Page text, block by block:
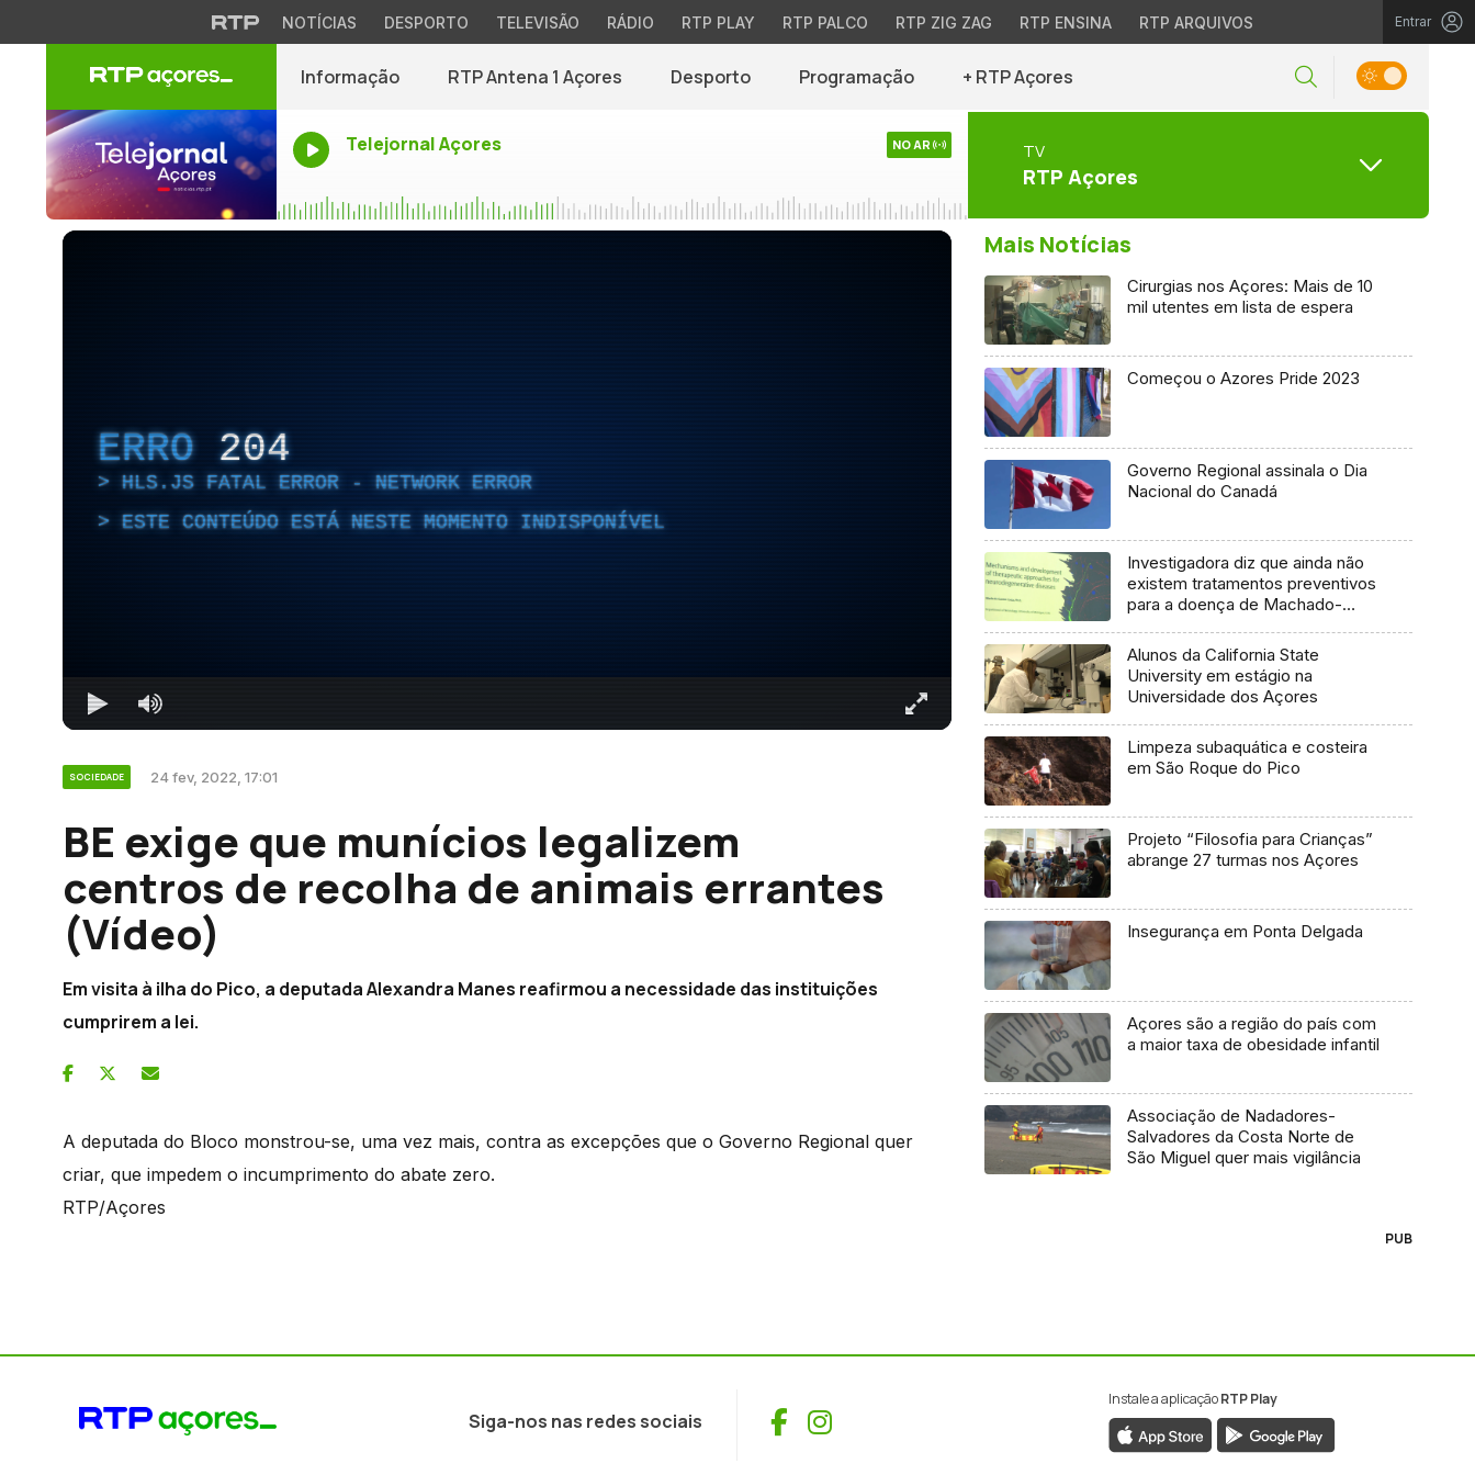
NOTÍCIAS DESPORTO TELEVISÃO RÁDIO RTP PLAY RTP PALCO RTP ZIG ZAG RTP ENSINA RTP ARQUIVOS Entrar
Informação RTP Antena 1 Açores Desporto Programação + RTP Açores
Telejornal Açores NO AR TV
RTP Açores
ERRO 204
HLS.JS FATAL ERROR - NETWORK ERROR
ESTE CONTEÚDO ESTÁ NESTE MOMENTO INDISPONÍVEL
SOCIEDADE 24 fev, 2022, 17:01
BE exige que munícios legalizem
centros de recolha de animais errantes
(Vídeo)
Em visita à ilha do Pico, a deputada Alexandra Manes reafirmou a necessidade das instituições
cumprirem a lei.
A deputada do Bloco monstrou-se, uma vez mais, contra as excepções que o Governo Regional quer
criar, que impedem o incumprimento do abate zero.
RTP/Açores
Mais Notícias
Cirurgias nos Açores: Mais de 10
mil utentes em lista de espera
Começou o Azores Pride 2023
Governo Regional assinala o Dia
Nacional do Canadá
Investigadora diz que ainda não
existem tratamentos preventivos
para a doença de Machado-
Alunos da California State
University em estágio na
Universidade dos Açores
Limpeza subaquática e costeira
em São Roque do Pico
Projeto “Filosofia para Crianças”
abrange 27 turmas nos Açores
Insegurança em Ponta Delgada
Açores são a região do país com
a maior taxa de obesidade infantil
Associação de Nadadores-
Salvadores da Costa Norte de
São Miguel quer mais vigilância
PUB
Siga-nos nas redes sociais Facebook
Instagram
Instale a aplicaçãoRTP Play